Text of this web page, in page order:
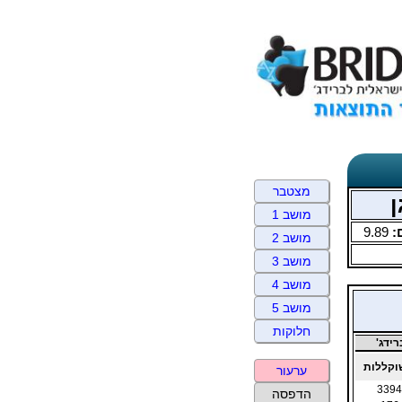
9.89
3394
מצטבר
מושב 1
מושב 2
מושב 3
מושב 4
מושב 5
חלוקות
ערעור
הדפסה